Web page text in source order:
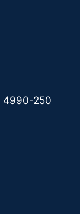
4990-250